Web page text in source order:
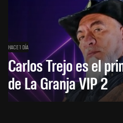
HACE 1 DÍA
Carlos Trejo es el
de La Granja VIP 2